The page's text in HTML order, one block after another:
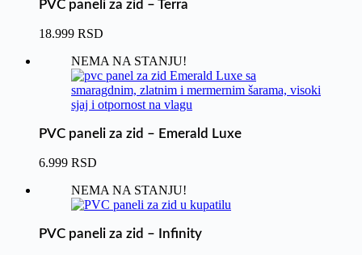
PVC paneli za zid – Terra
18.999 RSD
NEMA NA STANJU!
PVC paneli za zid – Emerald Luxe
6.999 RSD
NEMA NA STANJU!
PVC paneli za zid – Infinity